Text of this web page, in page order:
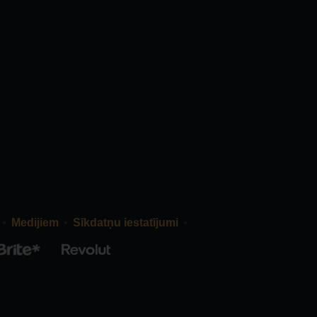
Medijiem Sīkdatņu iestatījumi